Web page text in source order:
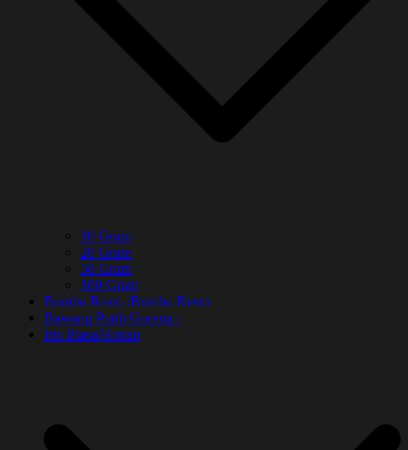
10 Gram
20 Gram
50 Gram
100 Gram
Bumbu Resto :Bumbu Resto
Bawang Putih Goreng :
Iris Biasa/Honan